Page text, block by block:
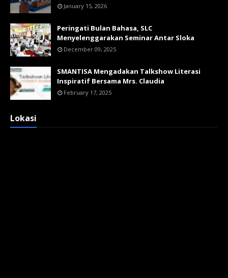
January 15, 2026
Peringati Bulan Bahasa, SLC
Menyelenggarakan Seminar Antar Sloka
December 09, 2025
SMANTISA Mengadakan Talkshow Literasi
Inspiratif Bersama Mrs. Claudia
February 17, 2025
Lokasi